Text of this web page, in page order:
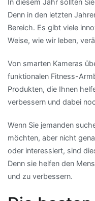
Denn in den letzten
Bereich. Es gibt viele
Weise, wie wir leben,
Von smarten Kameras
funktionalen Fitness-
Produkten, die Ihnen
verbessern und dabei
Wenn Sie jemanden
möchten, aber nicht
oder interessiert, sind
Denn sie helfen den
und zu verbessern.